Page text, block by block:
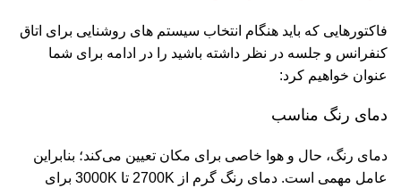
فاکتورهایی که باید هنگام انتخاب سیستم های روشنایی برای اتاق
کنفرانس و جلسه در نظر داشته باشید را در ادامه برای شما
عنوان خواهیم کرد:
دمای رنگ مناسب
دمای رنگ، حال و هوا خاصی برای مکان تعیین می‌کند؛ بنابراین
عامل مهمی است. دمای رنگ گرم از 2700K تا 3000K برای